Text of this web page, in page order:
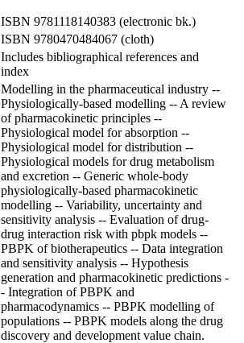
ISBN 9781118140383 (electronic bk.)
ISBN 9780470484067 (cloth)
Includes bibliographical references and
index
Modelling in the pharmaceutical industry --
Physiologically-based modelling -- A review
of pharmacokinetic principles --
Physiological model for absorption --
Physiological model for distribution --
Physiological models for drug metabolism
and excretion -- Generic whole-body
physiologically-based pharmacokinetic
modelling -- Variability, uncertainty and
sensitivity analysis -- Evaluation of drug-
drug interaction risk with pbpk models --
PBPK of biotherapeutics -- Data integration
and sensitivity analysis -- Hypothesis
generation and pharmacokinetic predictions -
- Integration of PBPK and
pharmacodynamics -- PBPK modelling of
populations -- PBPK models along the drug
discovery and development value chain.